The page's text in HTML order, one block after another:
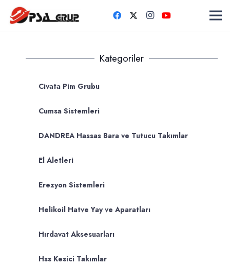
Kategoriler
Civata Pim Grubu
Cumsa Sistemleri
DANDREA Hassas Bara ve Tutucu Takımlar
El Aletleri
Erezyon Sistemleri
Helikoil Hatve Yay ve Aparatları
Hırdavat Aksesuarları
Hss Kesici Takımlar